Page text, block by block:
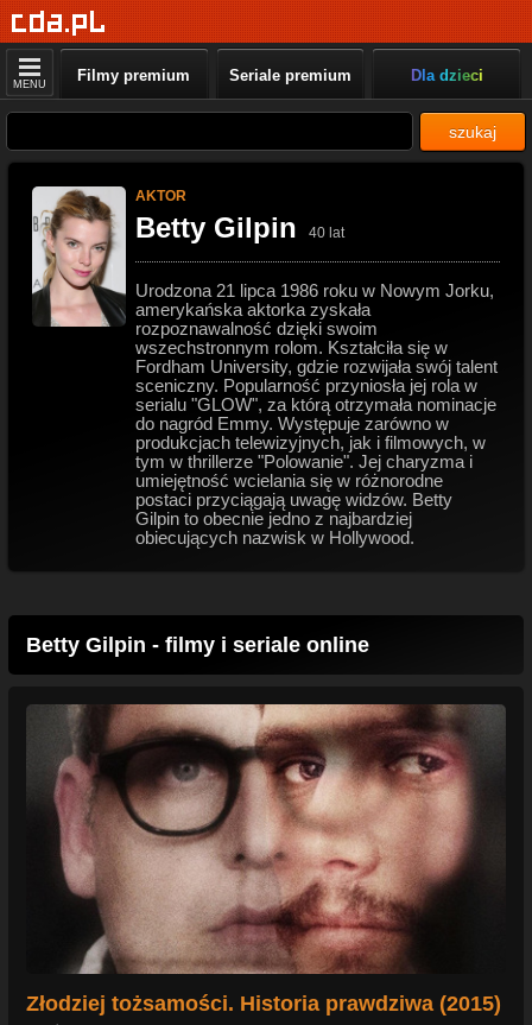
MENU Filmy premium Seriale premium Dla dzieci
szukaj
AKTOR
Betty Gilpin 40 lat
Urodzona 21 lipca 1986 roku w Nowym Jorku,
amerykańska aktorka zyskała
rozpoznawalność dzięki swoim
wszechstronnym rolom. Kształciła się w
Fordham University, gdzie rozwijała swój talent
sceniczny. Popularność przyniosła jej rola w
serialu "GLOW", za którą otrzymała nominacje
do nagród Emmy. Występuje zarówno w
produkcjach telewizyjnych, jak i filmowych, w
tym w thrillerze "Polowanie". Jej charyzma i
umiejętność wcielania się w różnorodne
postaci przyciągają uwagę widzów. Betty
Gilpin to obecnie jedno z najbardziej
obiecujących nazwisk w Hollywood.
Betty Gilpin - filmy i seriale online
Złodziej tożsamości. Historia prawdziwa (2015)